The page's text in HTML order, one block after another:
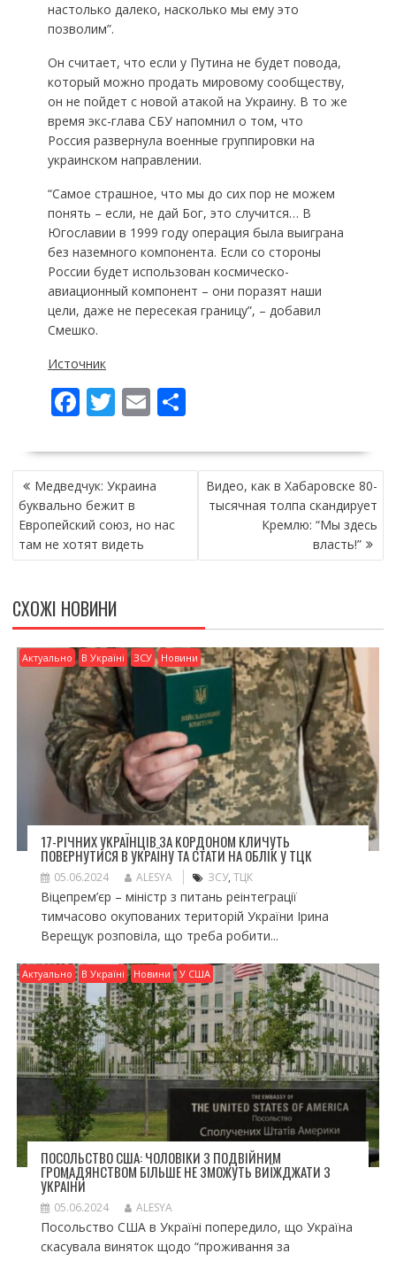
настолько далеко, насколько мы ему это
позволим”.
Он считает, что если у Путина не будет повода,
который можно продать мировому сообществу,
он не пойдет с новой атакой на Украину. В то же
время экс-глава СБУ напомнил о том, что
Россия развернула военные группировки на
украинском направлении.
“Самое страшное, что мы до сих пор не можем
понять – если, не дай Бог, это случится… В
Югославии в 1999 году операция была выиграна
без наземного компонента. Если со стороны
России будет использован космическо-
авиационный компонент – они поразят наши
цели, даже не пересекая границу”, – добавил
Смешко.
Источник
F
e
b
o
o
k
T
itt
er
E
ai
l
П
ді
и
НАВІГАЦІЯ
ЗАПИСІВ
Медведчук: Украина
буквально бежит в
Европейский союз, но нас
там не хотят видеть
Видео, как в Хабаровске 80-
тысячная толпа скандирует
Кремлю: “Мы здесь
власть!”
СХОЖІ НОВИНИ
Актуально В Україні ЗСУ Новини
17-РІЧНИХ УКРАЇНЦІВ ЗА КОРДОНОМ КЛИЧУТЬ
ПОВЕРНУТИСЯ В УКРАЇНУ ТА СТАТИ НА ОБЛІК У ТЦК
05.06.2024 ALESYA ЗСУ, ТЦК
Віцепрем’єр – міністр з питань реінтеграції
тимчасово окупованих територій України Ірина
Верещук розповіла, що треба робити...
Актуально В Україні Новини У США
ПОСОЛЬСТВО США: ЧОЛОВІКИ З ПОДВІЙНИМ
ГРОМАДЯНСТВОМ БІЛЬШЕ НЕ ЗМОЖУТЬ ВИЇЖДЖАТИ З
УКРАЇНИ
05.06.2024 ALESYA
Посольство США в Україні попередило, що Україна
скасувала виняток щодо “проживання за